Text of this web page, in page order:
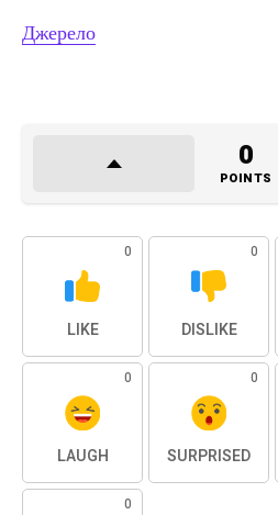
Джерело
0
POINTS
0
LIKE
0
DISLIKE
0
LAUGH
0
SURPRISED
0